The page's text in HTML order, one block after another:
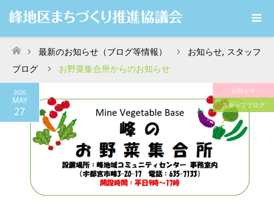
ホーム
最新のお知らせ（ブログ等情報） お知らせ, スタッフ
ブログ
お野菜集合所からのお知らせ
2026
MAY
27
お知らせ
スタッフブログ